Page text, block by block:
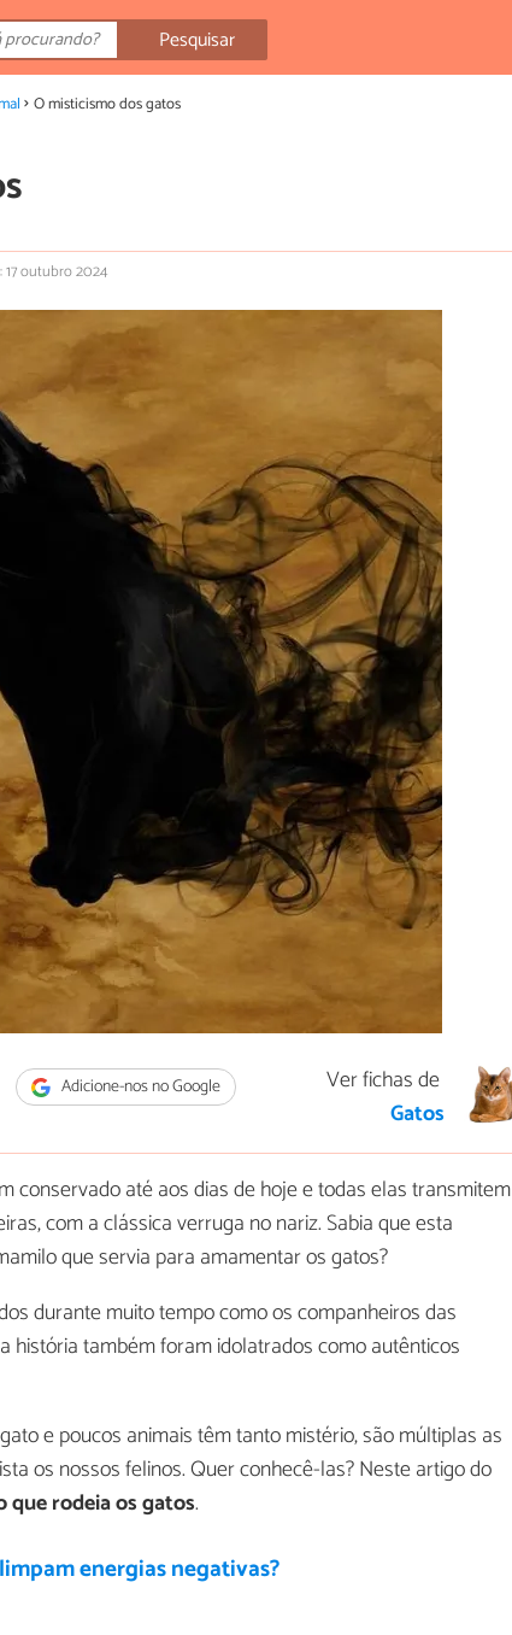
Pesquisar
O misticismo dos gatos
outubro 2024
Adicione-nos no Google
Ver fichas de
Gatos
conservado até aos dias de hoje e todas elas transmitem
com a clássica verruga no nariz. Sabia que esta
que servia para amamentar os gatos?
durante muito tempo como os companheiros das
história também foram idolatrados como autênticos
e poucos animais têm tanto mistério, são múltiplas as
os nossos felinos. Quer conhecê-las? Neste artigo do
que rodeia os gatos.
energias negativas?